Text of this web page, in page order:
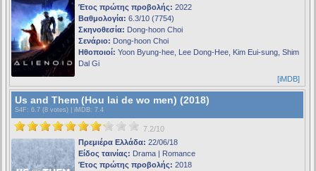
Έτος πρώτης προβολής: 2022
Βαθμολογία: 6.3/10 (7754)
Σκηνοθεσία: Dong-hoon Choi
Σενάριο: Dong-hoon Choi
Ηθοποιοί: Yoon Byung-hee, Lee Dong-Hee, Kim Eui-sung, Shim
Dal Gi
[iMDB]
Us and Them (Hou lai de wo men) (2018)
S4F : 6.7 (8 votes) | iMDB: 7.4
7.2/10
Πρεμιέρα Ελλάδα: 22/06/18
Είδος ταινίας: Drama | Romance
Έτος πρώτης προβολής: 2018